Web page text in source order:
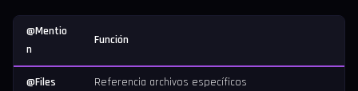
@Mentio
n
Función
@Files Referencia archivos específicos